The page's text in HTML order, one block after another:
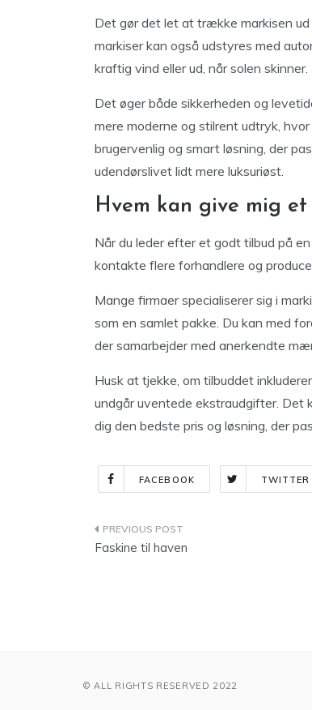
Det gør det let at trække markisen
markiser kan også udstyres med
kraftig vind eller ud, når solen skinner.
Det øger både sikkerheden og
mere moderne og stilrent udtryk,
brugervenlig og smart løsning, der
udendørslivet lidt mere luksuriøst.
Hvem kan give mig
Når du leder efter et godt tilbud på
kontakte flere forhandlere og
Mange firmaer specialiserer sig i
som en samlet pakke. Du kan med
der samarbejder med anerkendte
Husk at tjekke, om tilbuddet
undgår uventede ekstraudgifter. Det
dig den bedste pris og løsning, der
FACEBOOK TWITTER
Indlægsnavigation
Faskine til haven
© ALL RIGHTS RESERVED 2022